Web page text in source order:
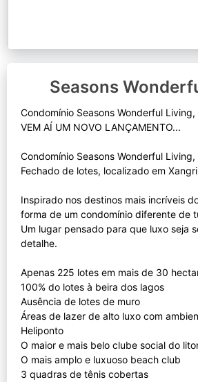
Seasons
Condomínio Seasons Wonderful
VEM AÍ UM NOVO LANÇAMENTO...
Condomínio Seasons Wonderful
Fechado de lotes, localizado em
Inspirado nos destinos mais incríveis
forma de um condomínio diferente de
Um lugar pensado para que luxo seja
detalhe.
Apenas 225 lotes em mais de 30
100% do lotes à beira dos lagos
Ausência de lotes de muro
Áreas de lazer de alto luxo com
Heliponto
O maior e mais belo clube social do
O mais amplo e luxuoso beach club
3 quadras de tênis cobertas